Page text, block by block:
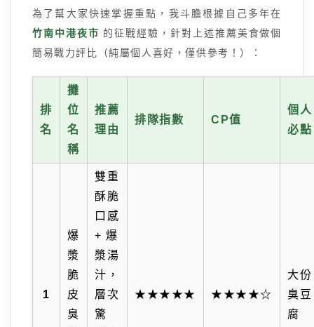
為了幫大家快速掌握重點，我斗膽根據自己多年在
竹南中港夜市 的征戰經驗，針對上述推薦美食做個
簡易戰力評比（純屬個人喜好，僅供參考！）：
排
名
攤
位
名
稱
推薦
理由
排隊指數 CP值
個人
必點
1
爆
漿
脆
皮
臭
雙重
酥脆
口感
+ 爆
漿湯
汁，
層次
驚
★★★★★ ★★★★☆
大份
臭豆
腐